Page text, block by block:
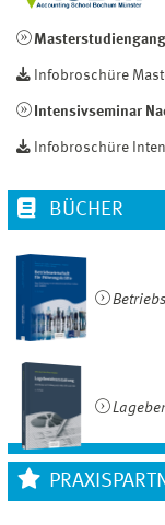
Infobroschüre
Intensivseminar
Infobroschüre
BÜCHER